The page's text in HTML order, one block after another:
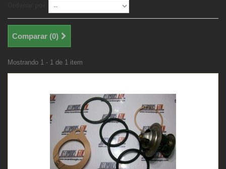
Comparar (0)
Mostrando 1 - 1 de 1 item